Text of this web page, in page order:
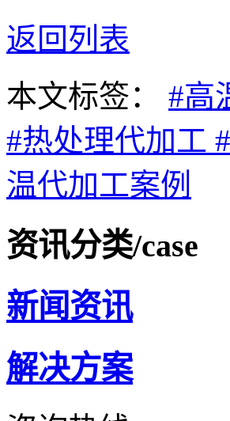
返回列表
本文标签： #高
#热处理代加工
温代加工案例
资讯分类/case
新闻资讯
解决方案